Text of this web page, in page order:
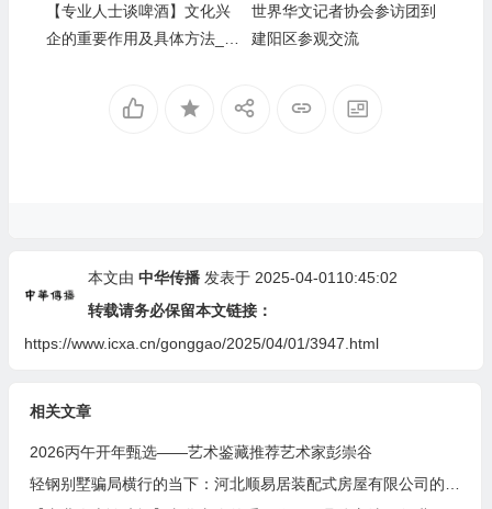
【专业人士谈啤酒】文化兴
企的重要作用及具体方法__
世界华文记者协会参访团到
建阳区参观交流
本文由 中华传播发表于 2025-04-0110:45:02
转载请务必保留本文链接：
https://www.icxa.cn/gonggao/2025/04/01/3947.html
相关文章
2026丙午开年甄选——艺术鉴藏推荐艺术家彭崇谷